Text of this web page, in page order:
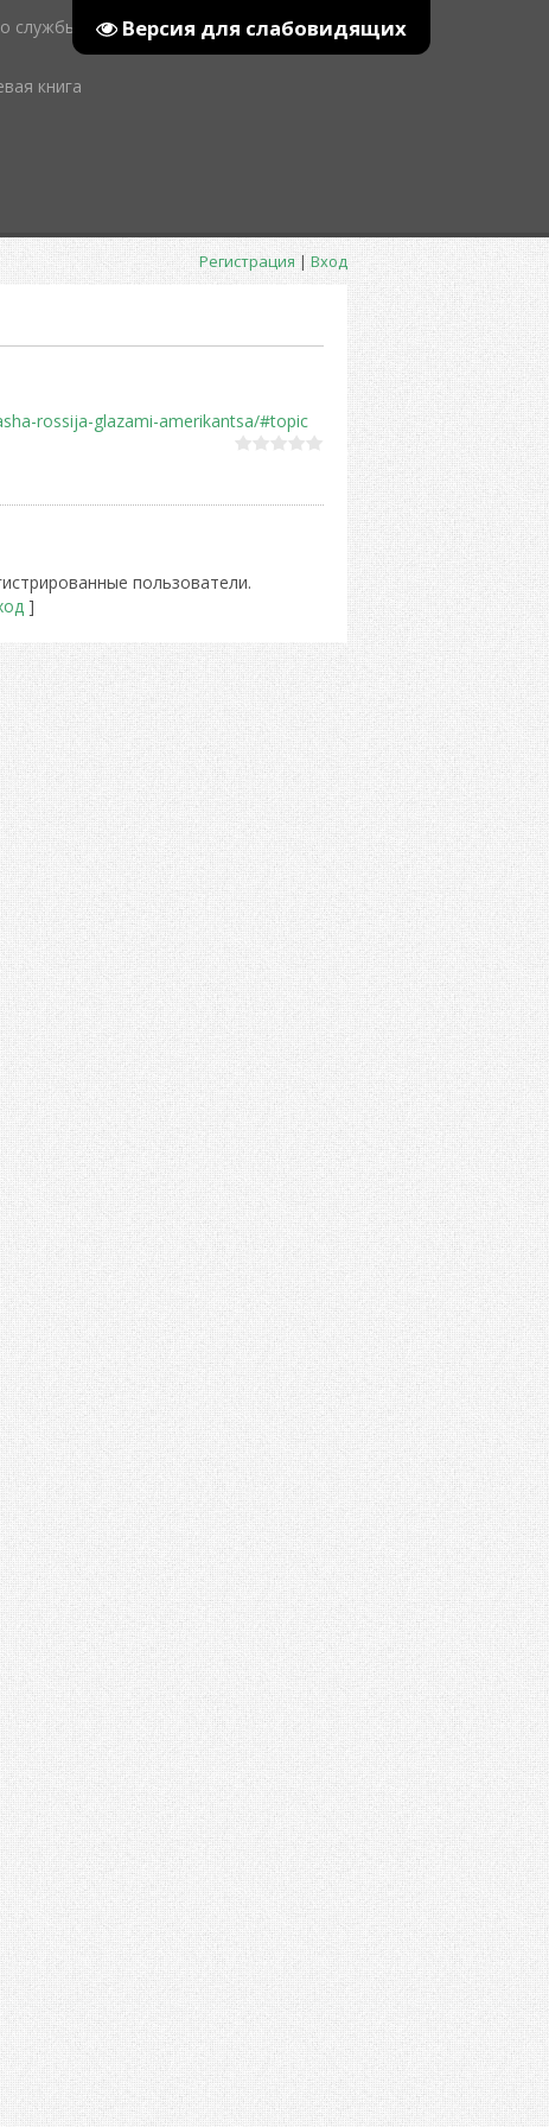
Версия для слабовидящих
службы
книга
Регистрация|Вход
rossija-glazami-amerikantsa/#topic
пользователи.
]